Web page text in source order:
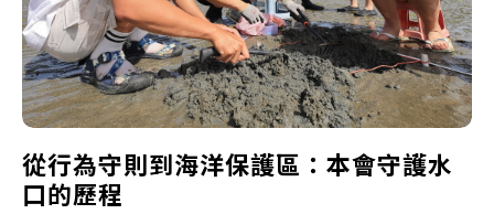
從行為守則到海洋保護區：本會守護水
口的歷程